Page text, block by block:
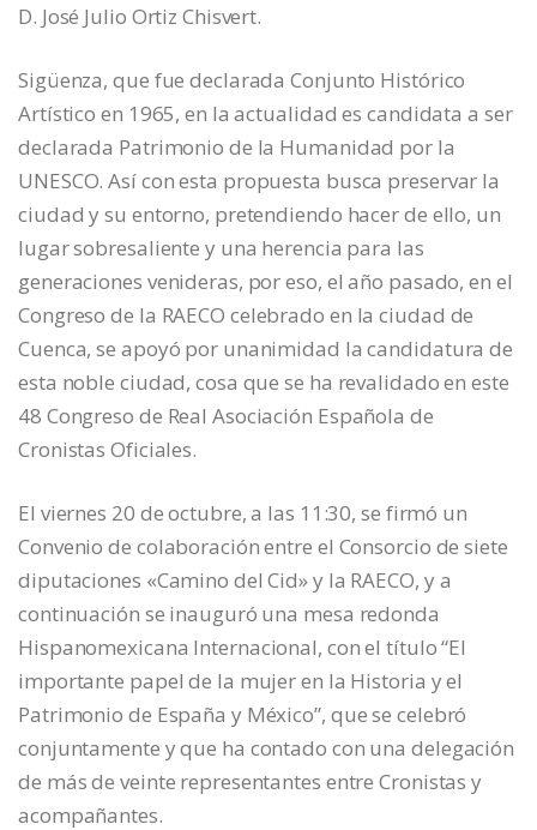
D. José Julio Ortiz Chisvert.
Sigüenza, que fue declarada Conjunto Histórico
Artístico en 1965, en la actualidad es candidata a ser
declarada Patrimonio de la Humanidad por la
UNESCO. Así con esta propuesta busca preservar la
ciudad y su entorno, pretendiendo hacer de ello, un
lugar sobresaliente y una herencia para las
generaciones venideras, por eso, el año pasado, en el
Congreso de la RAECO celebrado en la ciudad de
Cuenca, se apoyó por unanimidad la candidatura de
esta noble ciudad, cosa que se ha revalidado en este
48 Congreso de Real Asociación Española de
Cronistas Oficiales.
El viernes 20 de octubre, a las 11:30, se firmó un
Convenio de colaboración entre el Consorcio de siete
diputaciones «Camino del Cid» y la RAECO, y a
continuación se inauguró una mesa redonda
Hispanomexicana Internacional, con el título “El
importante papel de la mujer en la Historia y el
Patrimonio de España y México”, que se celebró
conjuntamente y que ha contado con una delegación
de más de veinte representantes entre Cronistas y
acompañantes.